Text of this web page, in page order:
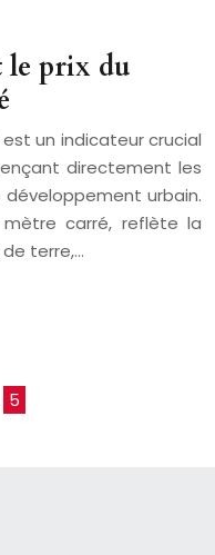
le prix du
un indicateur crucial
directement les
urbain.
carré, reflète la
terre,…
5